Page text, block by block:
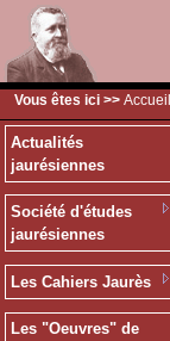
Vous êtes ici >> Accueil
Actualités
jaurésiennes
Société d'études
jaurésiennes
Les Cahiers Jaurès
Les "Oeuvres" de